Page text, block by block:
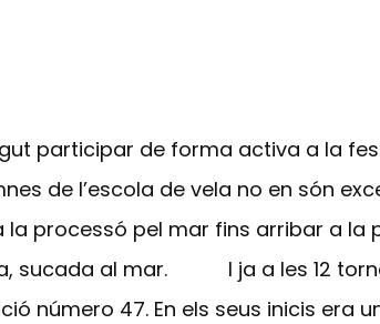
participar de forma activa a la
de l’escola de vela no en són
processó pel mar fins arribar a la
sucada al mar. I ja a les 12
número 47. En els seus inicis era